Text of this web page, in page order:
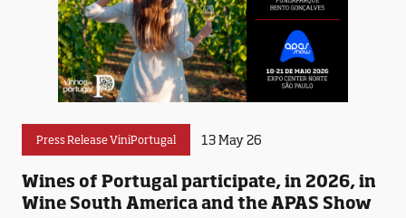
Press Release ViniPortugal 13 May 26
Wines of Portugal participate, in 2026, in
Wine South America and the APAS Show